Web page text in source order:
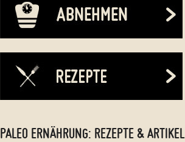
PALEO ERNÄHRUNG: REZEPTE & ARTIKEL